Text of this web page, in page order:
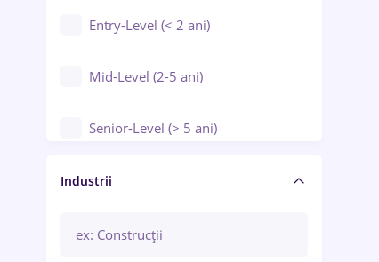
Entry-Level (< 2 ani)
Mid-Level (2-5 ani)
Senior-Level (> 5 ani)
Manager / Executiv
Industrii